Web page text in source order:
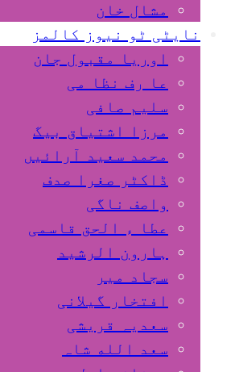
مشال خان
نایٹی ٹو نیوز کالمز
اوریا مقبول جان
عا رف نظا می
سلیم صافی
مرزا اشتیاق بیگ
محمد سعید آرائیں
ڈاکٹر صغرا صدف
واصف ناگی
عطا ء الحق قاسمی
ہارون الرشید
سجاد میر
افتخار گیلانی
سعدیہ قریشی
سعد الله شاہ